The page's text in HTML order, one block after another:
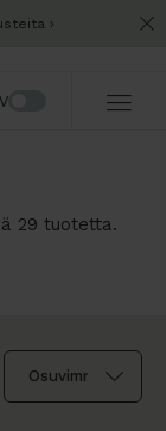
29 tuotetta.